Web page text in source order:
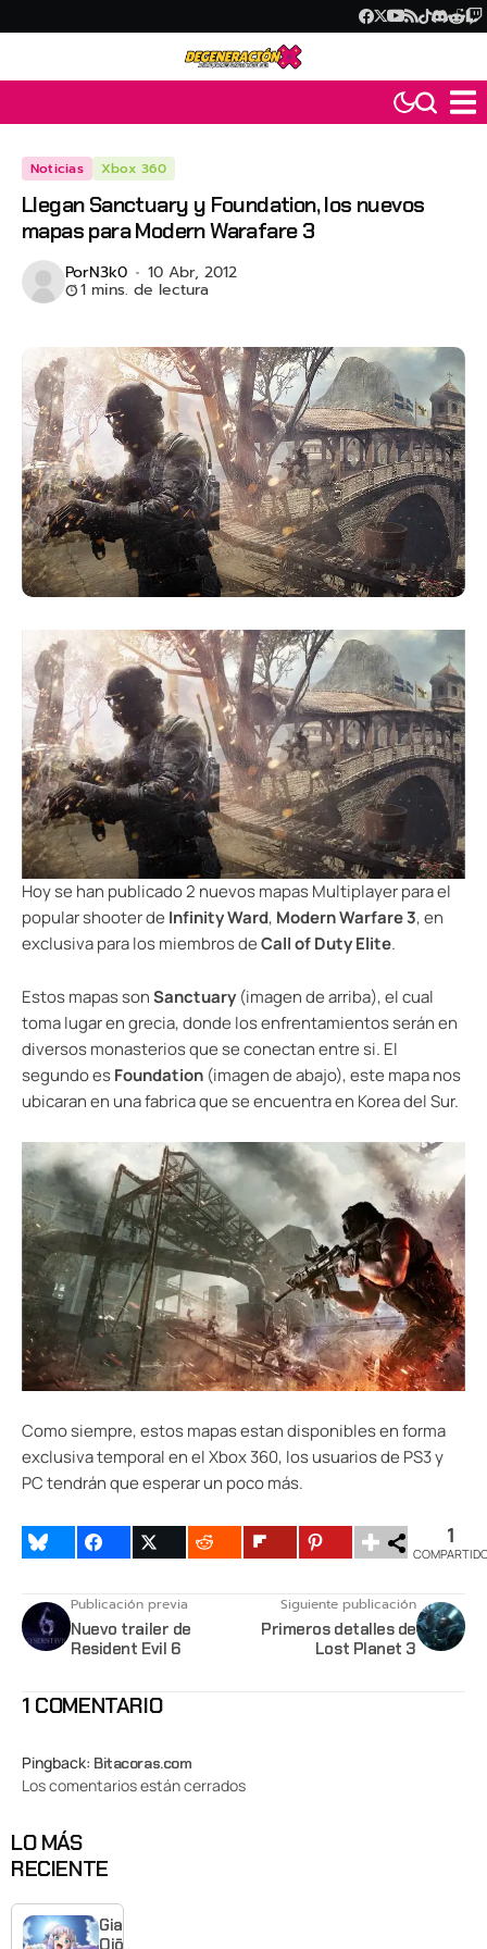
Noticias Xbox 360
Llegan Sanctuary y Foundation, los nuevos
mapas para Modern Warafare 3
PorN3k0 10 Abr, 2012
1 mins. de lectura
Hoy se han publicado 2 nuevos mapas Multiplayer para el
popular shooter de Infinity Ward, Modern Warfare 3, en
exclusiva para los miembros deCall of Duty Elite.
Estos mapas sonSanctuary (imagen de arriba), el cual
toma lugar en grecia, donde los enfrentamientos serán en
diversos monasterios que se conectan entre si. El
segundo esFoundation (imagen de abajo), este mapa nos
ubicaran en una fabrica que se encuentra en Korea del Sur.
Como siempre, estos mapas estan disponibles en forma
exclusiva temporal en el Xbox 360, los usuarios de PS3 y
PC tendrán que esperar un poco más.
1
Publicación previa
Nuevo trailer de
Resident Evil 6
Siguiente publicación
Primeros detalles de
Lost Planet 3
1 COMENTARIO
Pingback: Bitacoras.com
Los comentarios están cerrados
LO MÁS
RECIENTE
Giant
Ojō-